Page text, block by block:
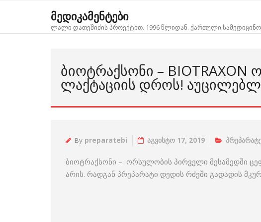
მედიკამენტები
ლალი დათეშიძის პროექტით. 1996 წლიდან. ქართული
ᲑᲘᲝᲢᲠᲐᲥᲡᲝᲜᲘ –
ᲚᲐᲥᲢᲐᲪᲘᲘᲡ ᲓᲠᲝᲡ!
By preparatebi აგვისტო 17, 2019
ბიოტრაქსონი – ორსულობის პირველი მესამედში
არის. რადგან პრეპარატი დედის რძეში გადადის